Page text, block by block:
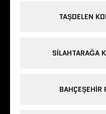
TAŞDELEN
SILAHTARAĞA
BAHÇEŞEHIR